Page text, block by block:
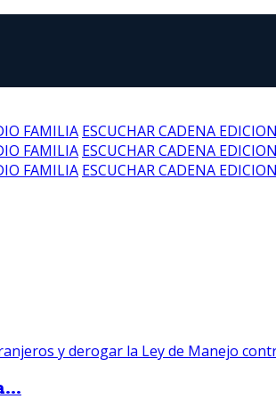
FAMILIA ESCUCHAR CADENA EDICION
FAMILIA ESCUCHAR CADENA EDICION
FAMILIA ESCUCHAR CADENA EDICION